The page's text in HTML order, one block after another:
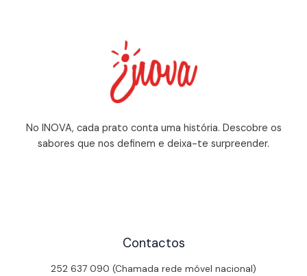
No INOVA, cada prato conta uma história. Descobre os
sabores que nos definem e deixa-te surpreender.
Contactos
252 637 090 (Chamada rede móvel nacional)